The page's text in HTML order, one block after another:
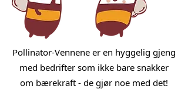
Pollinator-Vennene er en hyggelig gjeng
med bedrifter som ikke bare snakker
om bærekraft - de gjør noe med det!